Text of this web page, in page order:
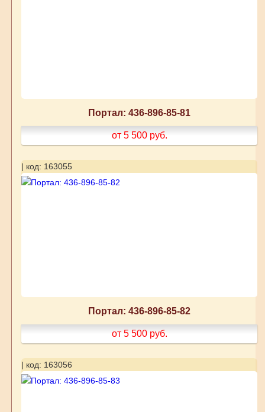
Портал: 436-896-85-81
от 5 500 руб.
| код: 163055
Портал: 436-896-85-82
от 5 500 руб.
| код: 163056